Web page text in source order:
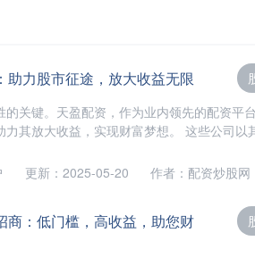
助力股市征途，放大收益无限
关键。天盈配资，作为业内领先的配资平
其放大收益，实现财富梦想。 这些公司以
更新：2025-05-20 作者：配资炒股网
商：低门槛，高收益，助您财